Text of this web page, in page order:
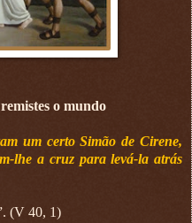
o mundo
um certo Simão de Cirene,
lhe a cruz para levá-la atrás
(V 40, 1)